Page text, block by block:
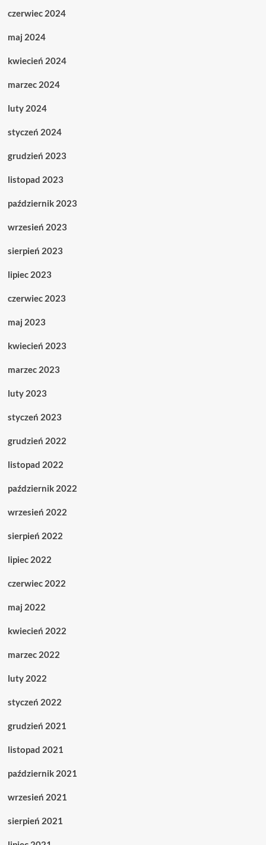
czerwiec 2024
maj 2024
kwiecień 2024
marzec 2024
luty 2024
styczeń 2024
grudzień 2023
listopad 2023
październik 2023
wrzesień 2023
sierpień 2023
lipiec 2023
czerwiec 2023
maj 2023
kwiecień 2023
marzec 2023
luty 2023
styczeń 2023
grudzień 2022
listopad 2022
październik 2022
wrzesień 2022
sierpień 2022
lipiec 2022
czerwiec 2022
maj 2022
kwiecień 2022
marzec 2022
luty 2022
styczeń 2022
grudzień 2021
listopad 2021
październik 2021
wrzesień 2021
sierpień 2021